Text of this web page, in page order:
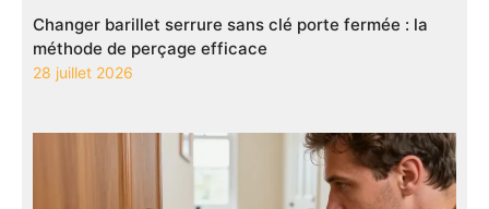
Changer barillet serrure sans clé porte fermée : la
méthode de perçage efficace
28 juillet 2026